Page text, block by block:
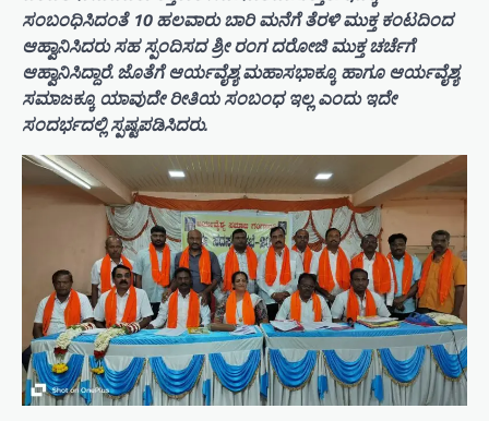
ಸಂಬಂಧಿಸಿದಂತೆ 10 ಹಲವಾರು ಬಾರಿ ಮನೆಗೆ ತೆರಳಿ ಮುಕ್ತ ಕಂಟದಿಂದ
ಆಹ್ವಾನಿಸಿದರು ಸಹ ಸ್ಪಂದಿಸದ ಶ್ರೀ ರಂಗ ದರೋಜಿ ಮುಕ್ತ ಚರ್ಚೆಗೆ
ಆಹ್ವಾನಿಸಿದ್ದಾರೆ. ಜೊತೆಗೆ ಆರ್ಯವೈಶ್ಯ ಮಹಾಸಭಾಕ್ಕೂ ಹಾಗೂ ಆರ್ಯವೈಶ್ಯ
ಸಮಾಜಕ್ಕೂ ಯಾವುದೇ ರೀತಿಯ ಸಂಬಂಧ ಇಲ್ಲ ಎಂದು ಇದೇ
ಸಂದರ್ಭದಲ್ಲಿ ಸ್ಪಷ್ಟಪಡಿಸಿದರು.